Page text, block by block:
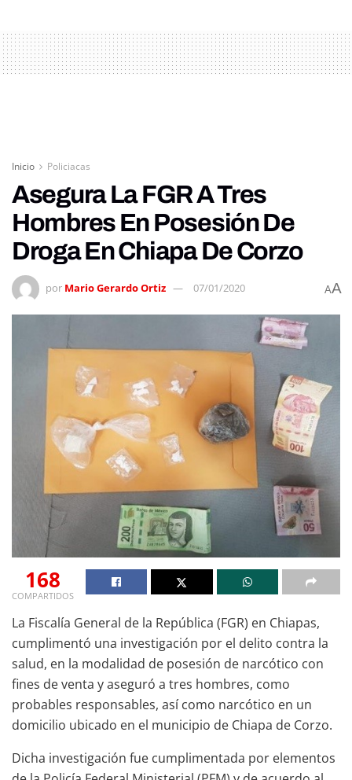
Inicio Policiacas
Asegura La FGR A Tres
Hombres En Posesión De
Droga En Chiapa De Corzo
por Mario Gerardo Ortiz 07/01/2020 AA
168
COMPARTIDOS
La Fiscalía General de la República (FGR) en Chiapas,
cumplimentó una investigación por el delito contra la
salud, en la modalidad de posesión de narcótico con
fines de venta y aseguró a tres hombres, como
probables responsables, así como narcótico en un
domicilio ubicado en el municipio de Chiapa de Corzo.
Dicha investigación fue cumplimentada por elementos